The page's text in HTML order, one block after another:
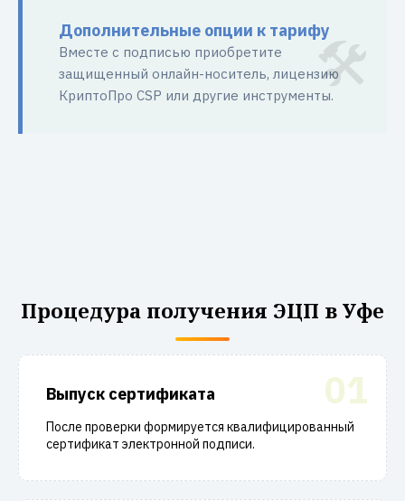
Дополнительные опции к тарифу
Вместе с подписью приобретите
защищенный онлайн-носитель, лицензию
КриптоПро CSP или другие инструменты.
Процедура получения ЭЦП в Уфе
01
Выпуск сертификата
После проверки формируется квалифицированный
сертификат электронной подписи.